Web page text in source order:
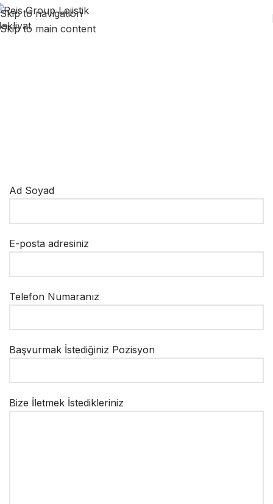
Skip to navigation
Skip to main content
Ad Soyad
E-posta adresiniz
Telefon Numaranız
Başvurmak İstediğiniz Pozisyon
Bize İletmek İstedikleriniz